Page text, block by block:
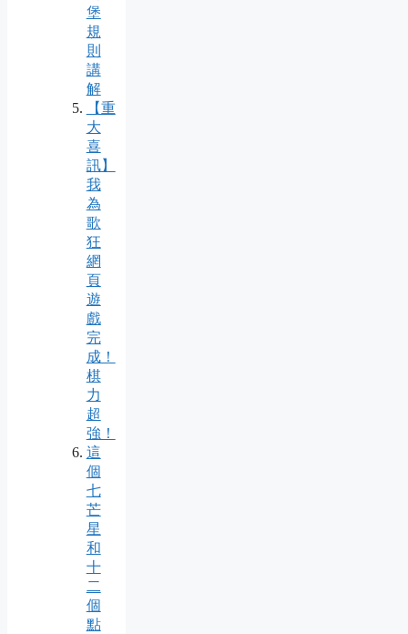
堡
規
則
講
解
【重
大
喜
訊】
我
為
歌
狂
網
頁
遊
戲
完
成！
棋
力
超
強！
這
個
七
芒
星
和
十
二
個
點